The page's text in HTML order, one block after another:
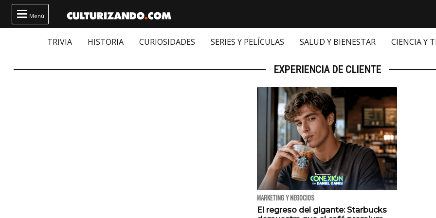
 Menú
TRIVIA HISTORIA CURIOSIDADES SERIES Y PELÍCULAS SALUD Y BIENESTAR CIENCIA Y
EXPERIENCIA DE CLIENTE
MARKETING Y NEGOCIOS
El regreso del gigante: Starbucks